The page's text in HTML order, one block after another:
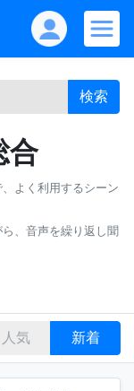
検索
合
よく利用するシーン
、音声を繰り返し聞
人気 新着